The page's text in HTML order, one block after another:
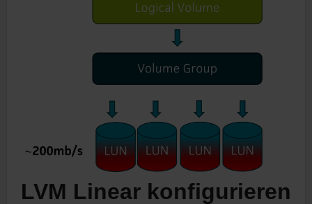
LVM Linear konfigurieren